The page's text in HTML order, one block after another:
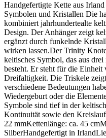
Handgefertigte Kette aus
Symbolen und Kristallen Die
kombiniert jahrhundertealte
Design. Der Anhänger zeigt
ergänzt durch funkelnde
wirken lassen.Der Trinity
keltisches Symbol, das aus
besteht. Er steht für die
Dreifaltigkeit. Die Triskele
verschiedene Bedeutungen
Wiedergeburt oder die
Symbole sind tief in der
Kontinuität sowie den
22 mmKettenlänge: ca. 45
SilberHandgefertigt in